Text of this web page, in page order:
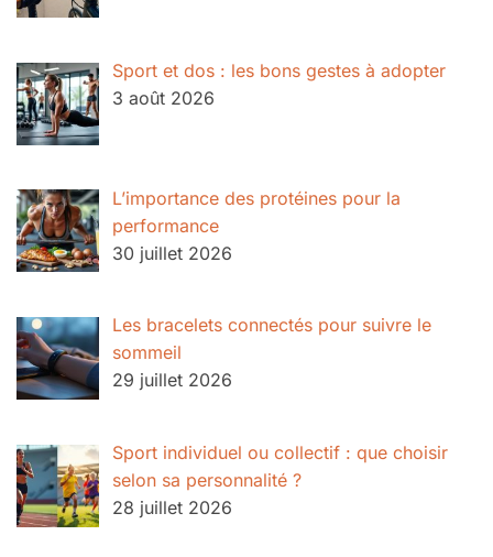
Sport et dos : les bons gestes à adopter
3 août 2026
L’importance des protéines pour la
performance
30 juillet 2026
Les bracelets connectés pour suivre le
sommeil
29 juillet 2026
Sport individuel ou collectif : que choisir
selon sa personnalité ?
28 juillet 2026